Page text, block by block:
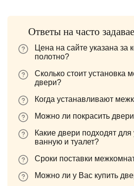
Ответы на часто
Цена на сайте указана за
полотно?
Сколько стоит установка
двери?
Когда устанавливают
Можно ли покрасить
Какие двери подходят для
ванную и туалет?
Сроки поставки
Можно ли у Вас купить